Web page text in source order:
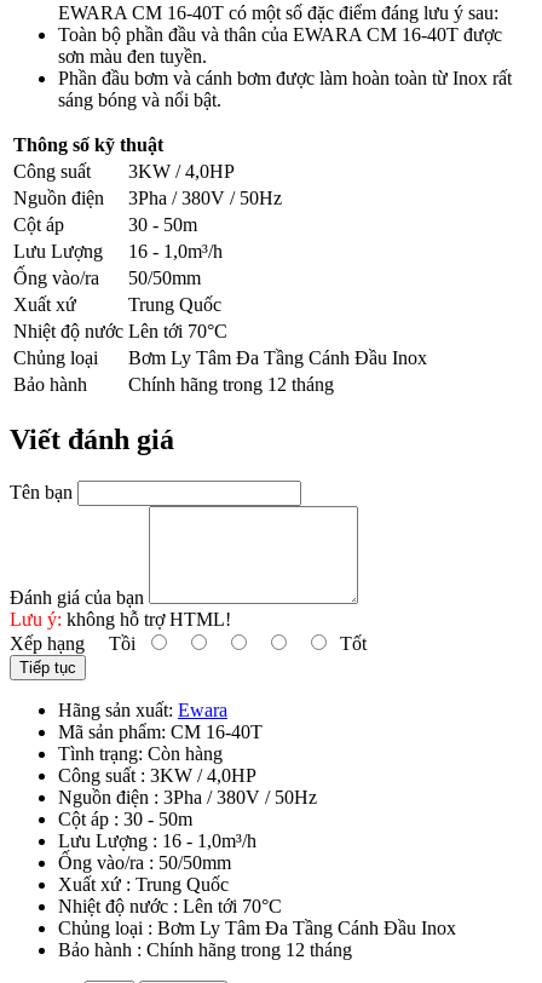
EWARA CM 16-40T có một số đặc điểm đáng lưu ý sau:
Toàn bộ phần đầu và thân của EWARA CM 16-40T được
sơn màu đen tuyền.
Phần đầu bơm và cánh bơm được làm hoàn toàn từ Inox rất
sáng bóng và nổi bật.
Thông số kỹ thuật
Công suất
3KW / 4,0HP
Nguồn điện
3Pha / 380V / 50Hz
Cột áp
30 - 50m
Lưu Lượng
16 - 1,0m³/h
Ống vào/ra
50/50mm
Xuất xứ
Trung Quốc
Nhiệt độ nước Lên tới 70°C
Chủng loại
Bơm Ly Tâm Đa Tầng Cánh Đầu Inox
Bảo hành
Chính hãng trong 12 tháng
Viết đánh giá
Tên bạn
Đánh giá của bạn
Lưu ý: không hỗ trợ HTML!
Xếp hạng Tồi Tốt
Tiếp tục
Hãng sản xuất: Ewara
Mã sản phẩm: CM 16-40T
Tình trạng: Còn hàng
Công suất : 3KW / 4,0HP
Nguồn điện : 3Pha / 380V / 50Hz
Cột áp : 30 - 50m
Lưu Lượng : 16 - 1,0m³/h
Ống vào/ra : 50/50mm
Xuất xứ : Trung Quốc
Nhiệt độ nước : Lên tới 70°C
Chủng loại : Bơm Ly Tâm Đa Tầng Cánh Đầu Inox
Bảo hành : Chính hãng trong 12 tháng